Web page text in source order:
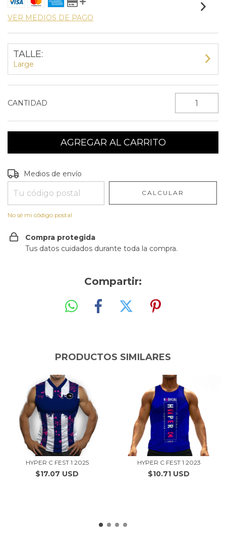
VER MEDIOS DE PAGO
TALLE:
Large
CANTIDAD
Entregas para el CP:
Medios de envío
CALCULAR
No sé mi código postal
Compra protegida
Tus datos cuidados durante toda la compra.
Compartir:
PRODUCTOS SIMILARES
HYPER C FEST 1 2025
$17.07 USD
HYPER C FEST 1 2023
$10.71 USD